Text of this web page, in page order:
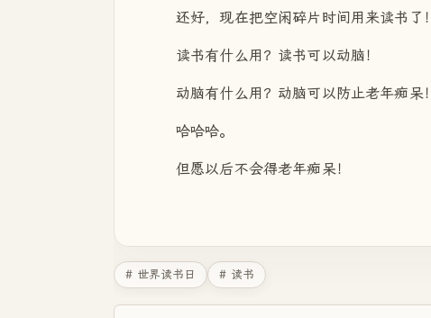
还好，现在把空闲碎片时间用来读书了！
读书有什么用？读书可以动脑！
动脑有什么用？动脑可以防止老年痴呆！
哈哈哈。
但愿以后不会得老年痴呆！
# 世界读书日 # 读书